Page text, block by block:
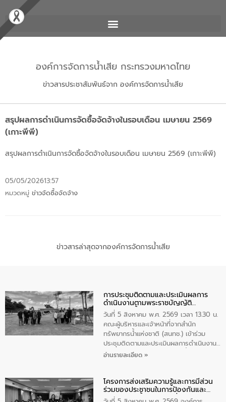
องค์การจัดการน้ำเสีย กระทรวงมหาดไทย
ข่าวสารประชาสัมพันธ์จาก องค์การจัดการน้ำเสีย
สรุปผลการดำเนินการจัดซื้อจัดจ้างในรอบเดือน เมษายน 2569
(เกาะพีพี)
สรุปผลการดำเนินการจัดซื้อจัดจ้างในรอบเดือน เมษายน 2569 (เกาะพีพี)
05/05/202613:57
หมวดหมู่ ข่าวจัดซื้อจัดจ้าง
ข่าวสารล่าสุดจากองค์การจัดการน้ำเสีย
การประชุมติดตามและประเมินผลการ
ดำเนินงานตามพระราชบัญญัติ
ทรัพยากรน้ำ พ.ศ. 2561 ประจำ
ปีงบประมาณ พ.ศ. 2569
วันที่ 5 สิงหาคม พ.ศ. 2569 เวลา 13.30 น.
คณะผู้บริหารและเจ้าหน้าที่จากสำนัก
ทรัพยากรน้ำแห่งชาติ (สนทช.) เข้าร่วม
ประชุมติดตามและประเมินผลการดำเนินงาน
ตามพระราชบัญญัติทรัพยากรน้ำ พ.ศ. 2561
วัดสิงห์ จังหวัดชัยนาท โดยมีนายแสงชัย
สุขชื่น นายกเทศมนตรีตำบลวัดสิงห์ คณะผู้
อ่านรายละเอียด »
โครงการส่งเสริมความรู้และการมีส่วน
ร่วมของประชาชนในการป้องกันและ
แก้ไขปัญหาน้ำเสียอย่างยั่งยืน